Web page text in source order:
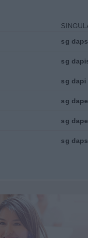
sg daps
sg
sg dapi
sg
sg dape
sg daps